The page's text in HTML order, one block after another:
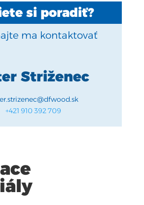
si poradiť?
ma kontaktovať
Striženec
+421 910 392 709